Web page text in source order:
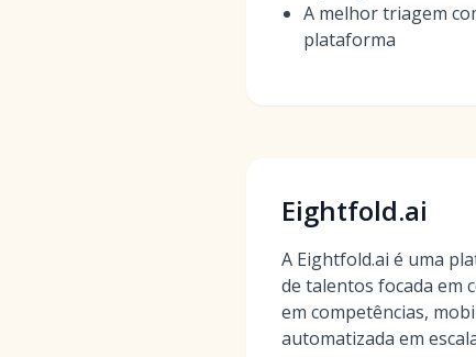
A melhor triagem
plataforma
Eightfold.ai
A Eightfold.ai é uma
de talentos focada em
em competências,
automatizada em